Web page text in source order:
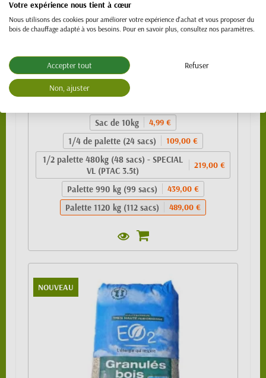
Granulés de bois 100% résineux- BIO PELLET
EnPlus A1 - SAC 10kg
Sac de 10kg 4,99 €
1/4 de palette (24 sacs) 109,00 €
1/2 palette 480kg (48 sacs) - SPECIAL
VL (PTAC 3.5t)
219,00 €
Palette 990 kg (99 sacs) 439,00 €
Palette 1120 kg (112 sacs) 489,00 €
NOUVEAU
Votre expérience nous tient à cœur
Nous utilisons des cookies pour améliorer votre expérience d'achat et vous proposer du
bois de chauffage adapté à vos besoins. Pour en savoir plus, consultez nos paramètres.
Accepter tout Refuser
Non, ajuster